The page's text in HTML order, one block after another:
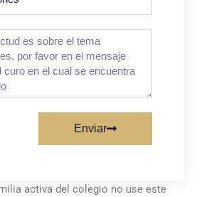
Enviar
activa del colegio no use este